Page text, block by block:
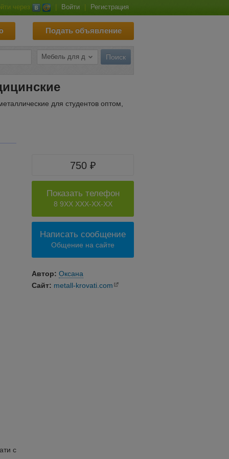
через Войти Регистрация
Подать объявление
для студентов оптом,
с
750 ₽
Показать телефон
8 9XX XXX-XX-XX
Написать сообщение
Общение на сайте
Автор: Оксана
Сайт: metall-krovati.com